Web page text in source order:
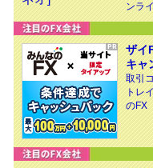
ンラ
ザイ
キャ
取引
トレ
のFX